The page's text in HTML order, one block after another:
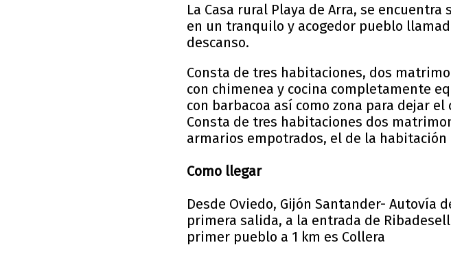
La Casa rural Playa de Arra, se
en un tranquilo y acogedor pueblo
descanso.
Consta de tres habitaciones, dos
con chimenea y cocina completamente
con barbacoa así como zona para dejar
Consta de tres habitaciones dos
armarios empotrados, el de la
Como llegar
Desde Oviedo, Gijón Santander- Autovía
primera salida, a la entrada de
primer pueblo a 1 km es Collera